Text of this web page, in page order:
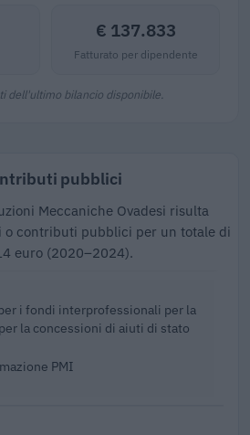
€ 137.833
Fatturato per dipendente
dell'ultimo bilancio disponibile.
pubblici
Meccaniche Ovadesi risulta
o contributi pubblici per un totale di
euro (2020–2024).
i fondi interprofessionali per la
la concessioni di aiuti di stato
PMI